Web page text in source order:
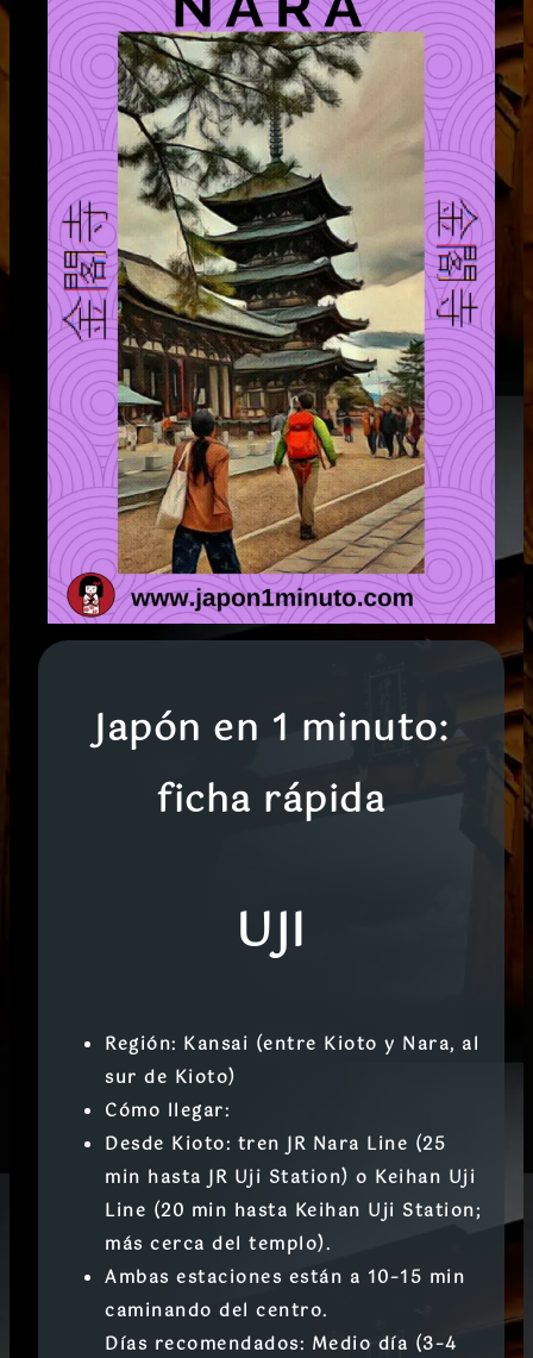
Japón en 1 minuto:
ficha rápida
UJI
Región: Kansai (entre Kioto y Nara, al
sur de Kioto)
Cómo llegar:
Desde Kioto: trenJR Nara Line (25
min hasta JR Uji Station) o Keihan Uji
Line (20 min hasta Keihan Uji Station;
más cerca del templo).
Ambas estaciones están a 10–15 min
caminando del centro.
Días recomendados: Medio día (3–4